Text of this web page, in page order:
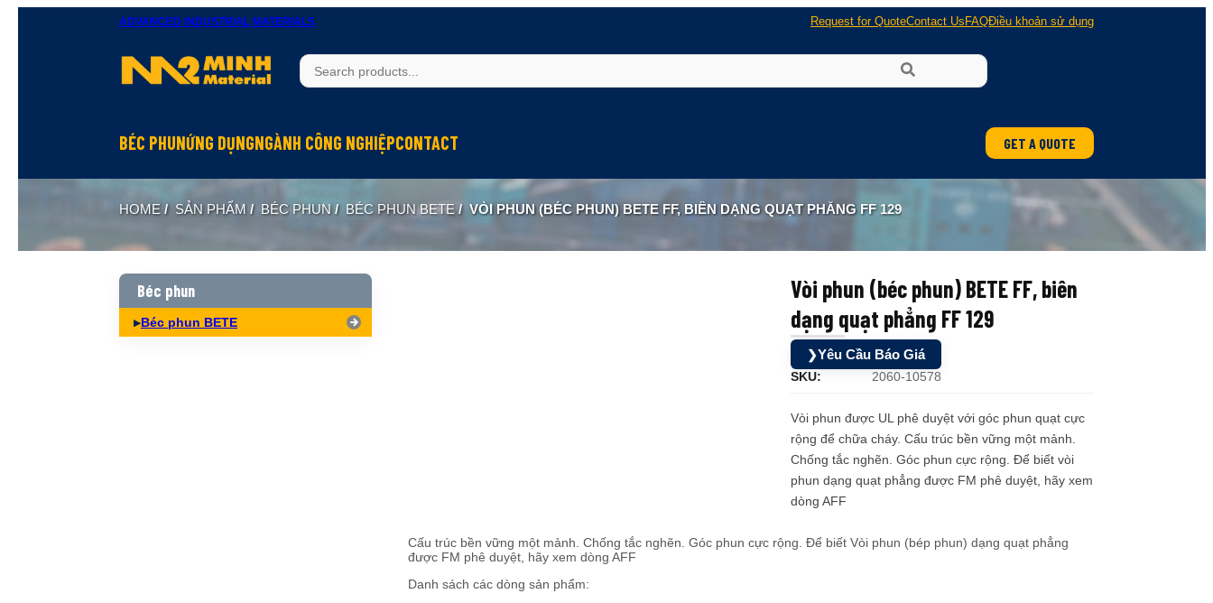
ADVANCED INDUSTRIAL MATERIALS Request for QuoteContact Us FAQĐiều khoản sử dụng
BÉC PHUN
Béc phun Đồng Brass
Béc phun Nhựa PP
Biên dạng hình nón đặc Full Cone
Biên dạng hình nón rỗng Hollow Cone
ỨNG DỤNG
Rửa bề mặt
Làm mát
Dập bụi
Phun hóa chất
NGÀNH CÔNG NGHIỆP
Hóa chất
Đóng tàu
Dệt may
CONTACT GET A QUOTE
HOME / SẢN PHẨM / BÉC PHUN / BÉC PHUN BETE / VÒI PHUN (BÉC PHUN) BETE FF, BIÊN DẠNG QUẠT PHẲNG FF 129
Béc phun
Béc phun BETE
Vòi phun (béc phun) BETE FF, biên
dạng quạt phẳng FF 129
❯Yêu Cầu Báo Giá
SKU: 2060-10578
Vòi phun được UL phê duyệt với góc phun quạt cực
rộng để chữa cháy. Cấu trúc bền vững một mảnh.
Chống tắc nghẽn. Góc phun cực rộng. Để biết vòi
phun dạng quạt phẳng được FM phê duyệt, hãy xem
dòng AFF
Cấu trúc bền vững một mảnh. Chống tắc nghẽn. Góc phun cực rộng. Để biết Vòi phun (bép phun) dạng quạt phẳng
được FM phê duyệt, hãy xem dòng AFF
Danh sách các dòng sản phẩm: